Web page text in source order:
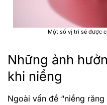
Một số vị trí sẽ được
Những ảnh
khi niềng
Ngoài vấn đề “niềng